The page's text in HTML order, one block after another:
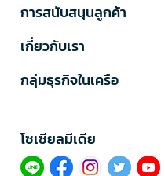
การสนับสนุนลูกค้า
เกี่ยวกับเรา
กลุ่มธุรกิจในเครือ
โซเซียลมีเดีย​